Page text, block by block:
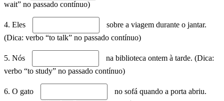
wait” no passado contínuo)
4. Eles
sobre a viagem durante o jantar.
(Dica: verbo “to talk” no passado contínuo)
5. Nós
na biblioteca ontem à tarde. (Dica:
verbo “to study” no passado contínuo)
6. O gato
no sofá quando a porta abriu.